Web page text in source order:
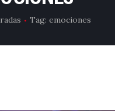
Tag: emociones